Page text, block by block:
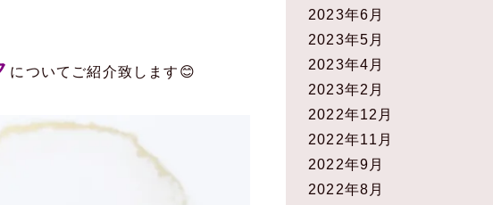
についてご紹介致します😊
2023年6月
2023年5月
2023年4月
2023年2月
2022年12月
2022年11月
2022年9月
2022年8月